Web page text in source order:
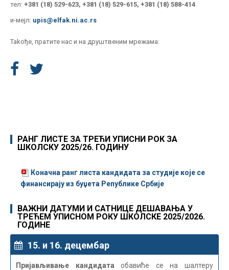
тел: +381 (18) 529-623, +381 (18) 529-615, +381 (18) 588-414
и-мејл: upis@elfak.ni.ac.rs
Takoђе, пратите нас и на друштвеним мрежама:
РАНГ ЛИСТЕ ЗА ТРЕЋИ УПИСНИ РОК ЗА
ШКОЛСКУ 2025/26. ГОДИНУ
Коначна ранг листа кандидата за студије које се
финансирају из буџета Републике Србије
ВАЖНИ ДАТУМИ И САТНИЦЕ ДЕШАВАЊА У
ТРЕЋЕМ УПИСНОМ РОКУ ШКОЛСКЕ 2025/2026.
ГОДИНЕ
15. и 16. децембар
Пријављивање кандидата обавиће се на шалтеру